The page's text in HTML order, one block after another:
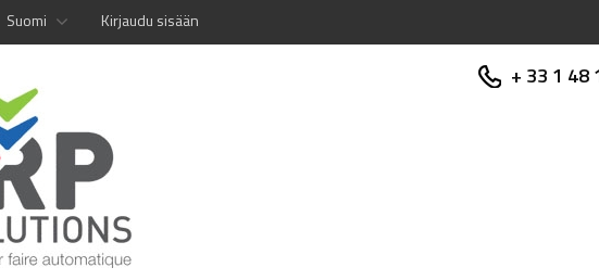
Suomi Kirjaudu sisään
+ 33 1 48